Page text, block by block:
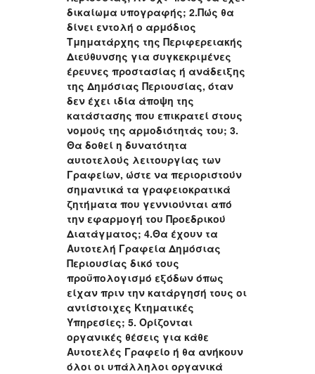
δικαίωμα υπογραφής; 2.Πώς θα
δίνει εντολή ο αρμόδιος
Τμηματάρχης της Περιφερειακής
Διεύθυνσης για συγκεκριμένες
έρευνες προστασίας ή ανάδειξης
της Δημόσιας Περιουσίας, όταν
δεν έχει ιδία άποψη της
κατάστασης που επικρατεί στους
νομούς της αρμοδιότητάς του; 3.
Θα δοθεί η δυνατότητα
αυτοτελούς λειτουργίας των
Γραφείων, ώστε να περιοριστούν
σημαντικά τα γραφειοκρατικά
ζητήματα που γεννιούνται από
την εφαρμογή του Προεδρικού
Διατάγματος; 4.Θα έχουν τα
Αυτοτελή Γραφεία Δημόσιας
Περιουσίας δικό τους
προϋπολογισμό εξόδων όπως
είχαν πριν την κατάργησή τους οι
αντίστοιχες Κτηματικές
Υπηρεσίες; 5. Ορίζονται
οργανικές θέσεις για κάθε
Αυτοτελές Γραφείο ή θα ανήκουν
όλοι οι υπάλληλοι οργανικά